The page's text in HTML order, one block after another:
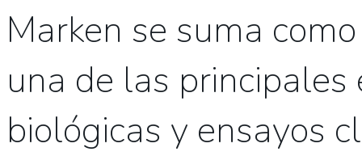
Marken se suma
una de las
biológicas y ensayos